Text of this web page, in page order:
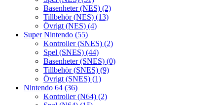
Basenheter (NES) (2)
Tillbehör (NES) (13)
Övrigt (NES) (4)
Super Nintendo (55)
Kontroller (SNES) (2)
Spel (SNES) (44)
Basenheter (SNES) (0)
Tillbehör (SNES) (9)
Övrigt (SNES) (1)
Nintendo 64 (36)
Kontroller (N64) (2)